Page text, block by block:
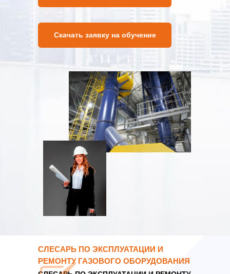
Скачать заявку на обучение
СЛЕСАРЬ ПО ЭКСПЛУАТАЦИИ И
РЕМОНТУ ГАЗОВОГО ОБОРУДОВАНИЯ